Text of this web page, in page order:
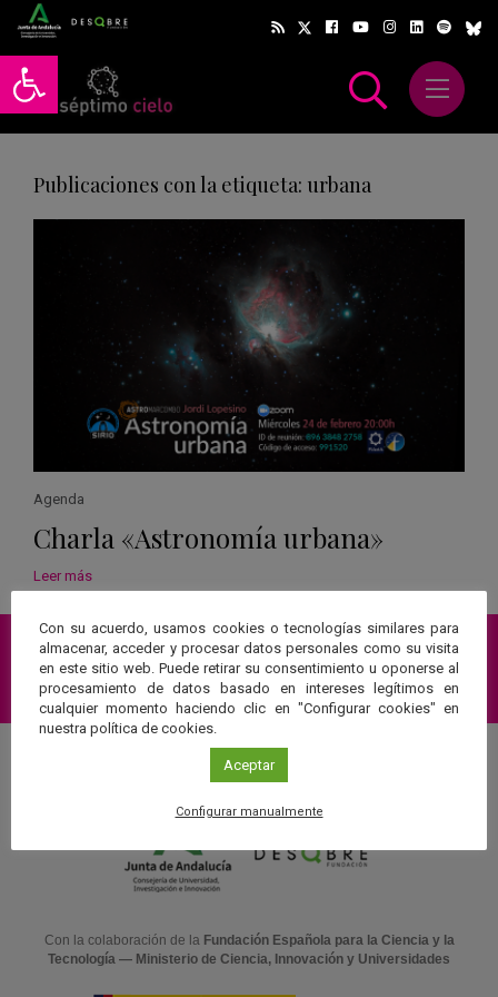
Abrir barra de herramientas
Abrir
Publicaciones con la etiqueta: urbana
Agenda
Charla «Astronomía urbana»
Leer más
Suscríbete a nuestra Newsletter
Con la colaboración de la Fundación Española para la Ciencia y la
Tecnología — Ministerio de Ciencia, Innovación y Universidades
Con su acuerdo, usamos cookies o tecnologías similares para
almacenar, acceder y procesar datos personales como su visita
en este sitio web. Puede retirar su consentimiento u oponerse al
procesamiento de datos basado en intereses legítimos en
cualquier momento haciendo clic en "Configurar cookies" en
nuestra política de cookies.
Aceptar
Configurar manualmente